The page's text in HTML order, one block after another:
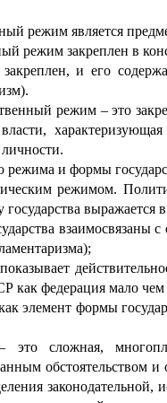
режим является
режим закреплен в
и его
режим– это
власти,
режима и формы
режимом.
выражается
взаимосвязаны
как федерация мало чем
элемент формы
сложная,
обстоятельством